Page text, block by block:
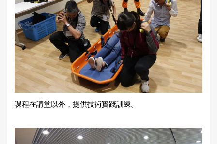
課程在講堂以外，提供技術實踐訓練。